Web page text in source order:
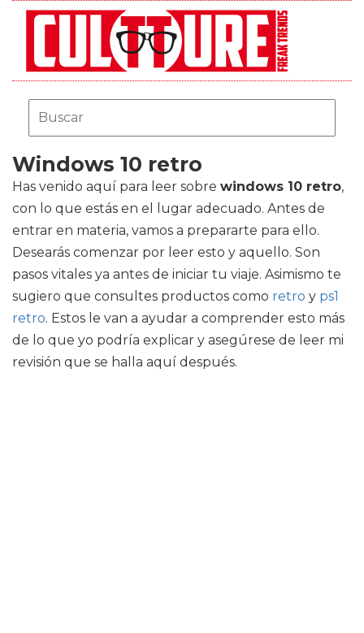
Windows 10 retro
Has venido aquí para leer sobre windows 10 retro,
con lo que estás en el lugar adecuado. Antes de
entrar en materia, vamos a prepararte para ello.
Desearás comenzar por leer esto y aquello. Son
pasos vitales ya antes de iniciar tu viaje. Asimismo te
sugiero que consultes productos como retro y ps1
retro. Estos le van a ayudar a comprender esto más
de lo que yo podría explicar y asegúrese de leer mi
revisión que se halla aquí después.